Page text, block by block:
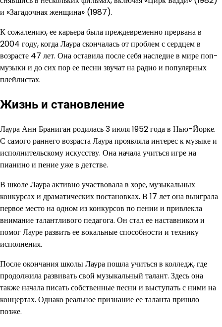
и «Загадочная женщина» (1987).
К сожалению, ее карьера была преждевременно прервана в
2004 году, когда Лаура скончалась от проблем с сердцем в
возрасте 47 лет. Она оставила после себя наследие в мире поп-
музыки и до сих пор ее песни звучат на радио и популярных
плейлистах.
Жизнь и становление
Лаура Анн Браниган родилась 3 июля 1952 года в Нью-Йорке.
С самого раннего возраста Лаура проявляла интерес к музыке и
исполнительскому искусству. Она начала учиться игре на
пианино и пение уже в детстве.
В школе Лаура активно участвовала в хоре, музыкальных
конкурсах и драматических постановках. В 17 лет она выиграла
первое место на одном из конкурсов по пении и привлекла
внимание талантливого педагога. Он стал ее наставником и
помог Лауре развить ее вокальные способности и технику
исполнения.
После окончания школы Лаура пошла учиться в колледж, где
продолжила развивать свой музыкальный талант. Здесь она
также начала писать собственные песни и выступать с ними на
концертах. Однако реальное признание ее таланта пришло
позже.